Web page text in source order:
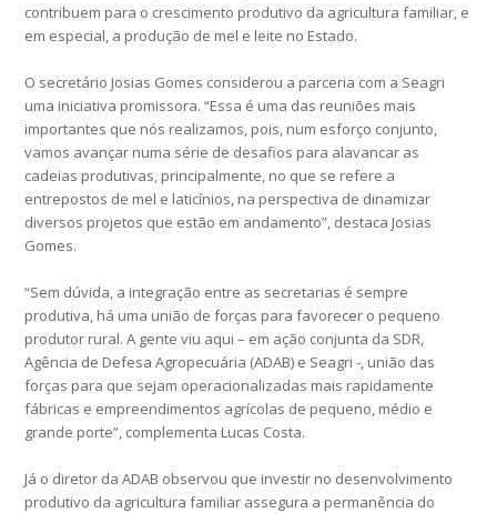
contribuem para o crescimento produtivo da agricultura familiar, e
em especial, a produção de mel e leite no Estado.
O secretário Josias Gomes considerou a parceria com a Seagri
uma iniciativa promissora. “Essa é uma das reuniões mais
importantes que nós realizamos, pois, num esforço conjunto,
vamos avançar numa série de desafios para alavancar as
cadeias produtivas, principalmente, no que se refere a
entrepostos de mel e laticínios, na perspectiva de dinamizar
diversos projetos que estão em andamento”, destaca Josias
Gomes.
“Sem dúvida, a integração entre as secretarias é sempre
produtiva, há uma união de forças para favorecer o pequeno
produtor rural. A gente viu aqui – em ação conjunta da SDR,
Agência de Defesa Agropecuária (ADAB) e Seagri -, união das
forças para que sejam operacionalizadas mais rapidamente
fábricas e empreendimentos agrícolas de pequeno, médio e
grande porte”, complementa Lucas Costa.
Já o diretor da ADAB observou que investir no desenvolvimento
produtivo da agricultura familiar assegura a permanência do